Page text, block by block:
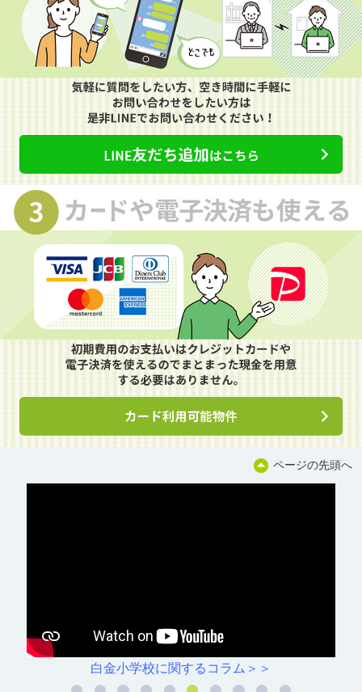
ページの先頭へ
白金小学校に関するコラム＞＞